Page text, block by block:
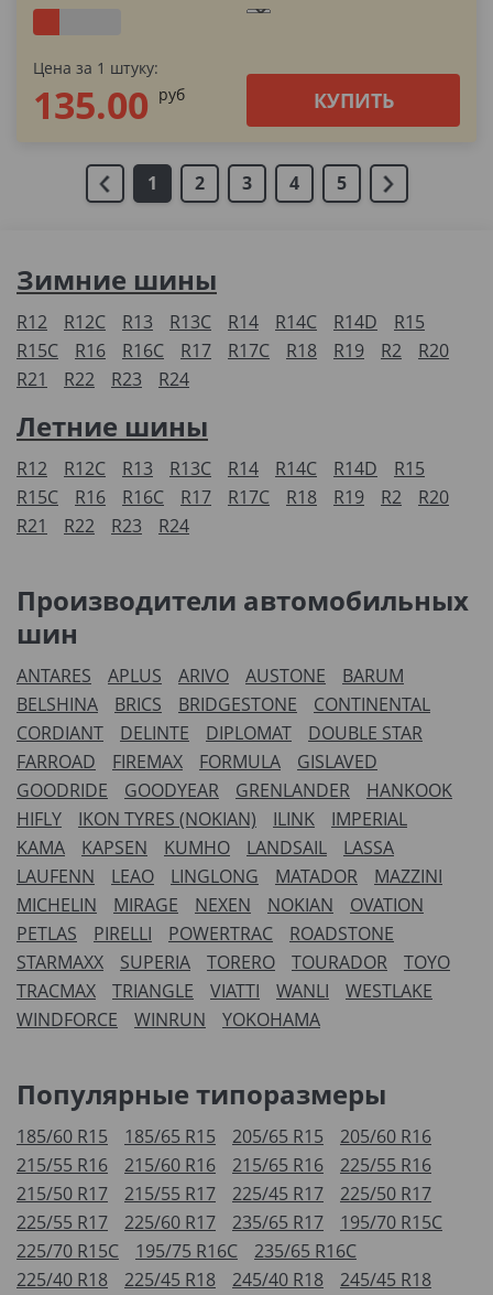
Цена за 1 штуку:
135.00 pуб КУПИТЬ
1 2 3 4 5
Зимние шины
R12 R12C R13 R13C R14 R14C R14D
R15
R15C
R16 R16C R17 R17C R18 R19 R2
R20
R21
R22 R23 R24
Летние шины
R12 R12C R13 R13C R14 R14C R14D
R15
R15C
R16 R16C R17 R17C R18 R19 R2
R20
R21
R22 R23 R24
Производители автомобильных
шин
ANTARES APLUS ARIVO AUSTONE
BARUM
BELSHINA
BRICS BRIDGESTONE
CONTINENTAL
CORDIANT
DELINTE DIPLOMAT
DOUBLE STAR
FARROAD
FIREMAX FORMULA
GISLAVED
GOODRIDE
GOODYEAR GRENLANDER
HANKOOK
HIFLY
IKON TYRES (NOKIAN) ILINK
IMPERIAL
KAMA
KAPSEN KUMHO LANDSAIL
LASSA
LAUFENN
LEAO LINGLONG MATADOR
MAZZINI
MICHELIN
MIRAGE NEXEN NOKIAN
OVATION
PETLAS
PIRELLI POWERTRAC
ROADSTONE
STARMAXX
SUPERIA TORERO TOURADOR
TOYO
TRACMAX
TRIANGLE VIATTI WANLI
WESTLAKE
WINDFORCE
WINRUN YOKOHAMA
Популярные типоразмеры
185/60 R15 185/65 R15 205/65 R15
205/60 R16
215/55 R16
215/60 R16 215/65 R16
225/55 R16
215/50 R17
215/55 R17 225/45 R17
225/50 R17
225/55 R17
225/60 R17 235/65 R17
195/70 R15C
225/70 R15C
195/75 R16C
235/65 R16C
225/40 R18
225/45 R18 245/40 R18
245/45 R18